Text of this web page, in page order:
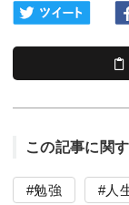
この記事に関
勉強 人